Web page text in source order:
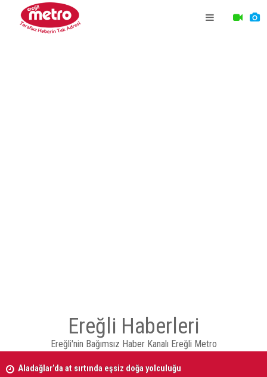
Ereğli Haberleri
Ereğli'nin Bağımsız Haber Kanalı Ereğli Metro
Aladağlar’da at sırtında eşsiz doğa yolculuğu
09 AĞUSTOS 2026 Tarihinde Ereğli’de Vefat Edenler